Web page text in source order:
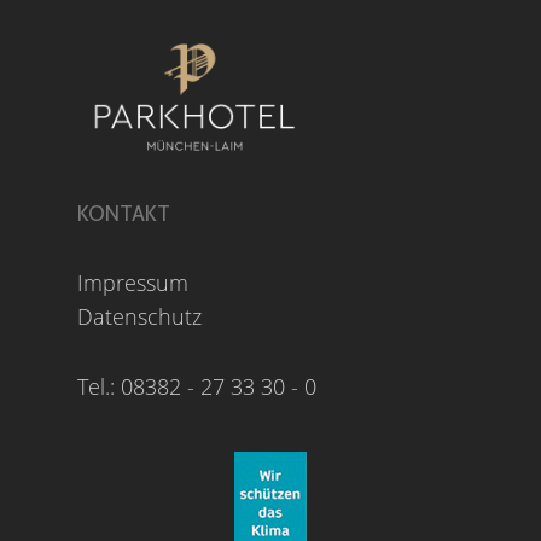
KONTAKT
Impressum
Datenschutz
Tel.: 08382 - 27 33 30 - 0